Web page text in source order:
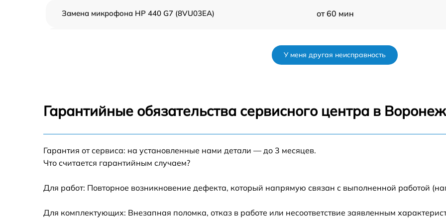
Замена микрофона HP 440 G7 (8VU03EA) от 60 мин
Замена шлейфа матрицы HP 440 G7
(8VU03EA)
порта) HP 440 G7 (8VU03EA)
(8VU03EA)
от 80 мин
У меня другая неисправность
Гарантийные обязательства сервисного центра в
Гарантия от сервиса: на установленные нами детали — до 3 месяцев.
Что считается гарантийным случаем?
Для работ: Повторное возникновение дефекта, который напрямую связан с выполненной работой
Для комплектующих: Внезапная поломка, отказ в работе или несоответствие заявленным